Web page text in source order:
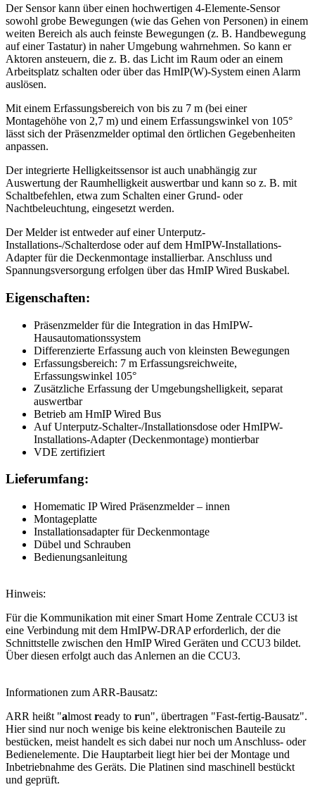
Der Sensor kann über einen hochwertigen 4-Elemente-Sensor
sowohl grobe Bewegungen (wie das Gehen von Personen) in einem
weiten Bereich als auch feinste Bewegungen (z. B. Handbewegung
auf einer Tastatur) in naher Umgebung wahrnehmen. So kann er
Aktoren ansteuern, die z. B. das Licht im Raum oder an einem
Arbeitsplatz schalten oder über das HmIP(W)-System einen Alarm
auslösen.
Mit einem Erfassungsbereich von bis zu 7 m (bei einer
Montagehöhe von 2,7 m) und einem Erfassungswinkel von 105°
lässt sich der Präsenzmelder optimal den örtlichen Gegebenheiten
anpassen.
Der integrierte Helligkeitssensor ist auch unabhängig zur
Auswertung der Raumhelligkeit auswertbar und kann so z. B. mit
Schaltbefehlen, etwa zum Schalten einer Grund- oder
Nachtbeleuchtung, eingesetzt werden.
Der Melder ist entweder auf einer Unterputz-
Installations-/Schalterdose oder auf dem HmIPW-Installations-
Adapter für die Deckenmontage installierbar. Anschluss und
Spannungsversorgung erfolgen über das HmIP Wired Buskabel.
Eigenschaften:
Präsenzmelder für die Integration in das HmIPW-
Hausautomationssystem
Differenzierte Erfassung auch von kleinsten Bewegungen
Erfassungsbereich: 7 m Erfassungsreichweite,
Erfassungswinkel 105°
Zusätzliche Erfassung der Umgebungshelligkeit, separat
auswertbar
Betrieb am HmIP Wired Bus
Auf Unterputz-Schalter-/Installationsdose oder HmIPW-
Installations-Adapter (Deckenmontage) montierbar
VDE zertifiziert
Lieferumfang:
Homematic IP Wired Präsenzmelder – innen
Montageplatte
Installationsadapter für Deckenmontage
Dübel und Schrauben
Bedienungsanleitung
Hinweis:
Für die Kommunikation mit einer Smart Home Zentrale CCU3 ist
eine Verbindung mit dem HmIPW-DRAP erforderlich, der die
Schnittstelle zwischen den HmIP Wired Geräten und CCU3 bildet.
Über diesen erfolgt auch das Anlernen an die CCU3.
Informationen zum ARR-Bausatz:
ARR heißt "almost ready to run", übertragen "Fast-fertig-Bausatz".
Hier sind nur noch wenige bis keine elektronischen Bauteile zu
bestücken, meist handelt es sich dabei nur noch um Anschluss- oder
Bedienelemente. Die Hauptarbeit liegt hier bei der Montage und
Inbetriebnahme des Geräts. Die Platinen sind maschinell bestückt
und geprüft.